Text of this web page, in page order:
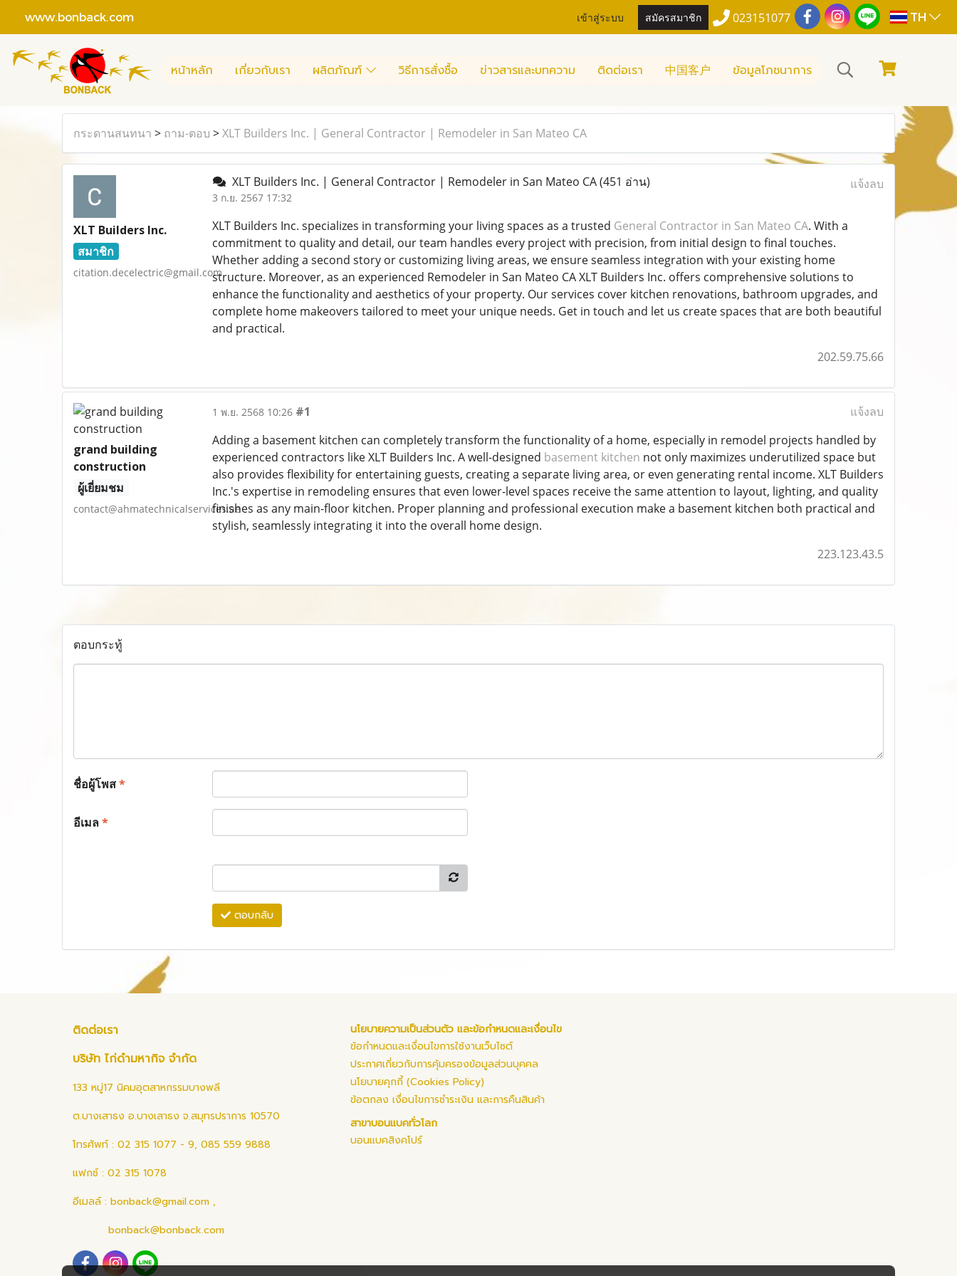
www.bonback.com เข้าสู่ระบบ สมัครสมาชิก 023151077 TH
หน้าหลัก เกี่ยวกับเรา ผลิตภัณฑ์ วิธีการสั่งซื้อ ข่าวสารและบทความ ติดต่อเรา 中国客户 ข้อมูลโภชนาการ
กระดานสนทนา > ถาม-ตอบ >XLT Builders Inc. | General Contractor | Remodeler in San Mateo CA
XLT Builders Inc.
สมาชิก
citation.decelectric@gmail.com
XLT Builders Inc. | General Contractor | Remodeler in San Mateo CA(451 อ่าน)
3 ก.ย. 2567 17:32
แจ้งลบ
XLT Builders Inc. specializes in transforming your living spaces as a trusted General Contractor in San Mateo CA. With a
commitment to quality and detail, our team handles every project with precision, from initial design to final touches.
Whether adding a second story or customizing living areas, we ensure seamless integration with your existing home
structure. Moreover, as an experienced Remodeler in San Mateo CA XLT Builders Inc. offers comprehensive solutions to
enhance the functionality and aesthetics of your property. Our services cover kitchen renovations, bathroom upgrades, and
complete home makeovers tailored to meet your unique needs. Get in touch and let us create spaces that are both beautiful
and practical.
202.59.75.66
grand building
construction
ผู้เยี่ยมชม
contact@ahmatechnicalservices.ae
1 พ.ย. 2568 10:26 #1
แจ้งลบ
Adding a basement kitchen can completely transform the functionality of a home, especially in remodel projects handled by
experienced contractors like XLT Builders Inc. A well-designed basement kitchen not only maximizes underutilized space but
also provides flexibility for entertaining guests, creating a separate living area, or even generating rental income. XLT Builders
Inc.'s expertise in remodeling ensures that even lower-level spaces receive the same attention to layout, lighting, and quality
finishes as any main-floor kitchen. Proper planning and professional execution make a basement kitchen both practical and
stylish, seamlessly integrating it into the overall home design.
223.123.43.5
ตอบกระทู้
ชื่อผู้โพส*
อีเมล*
ตอบกลับ
ติดต่อเรา
บริษัท ไก่ดำมหากิจ จำกัด
133 หมู่17 นิคมอุตสาหกรรมบางพลี
ต.บางเสาธง อ.บางเสาธง จ.สมุทรปราการ 10570
โทรศัพท์ : 02 315 1077 - 9, 085 559 9888
แฟกซ์ : 02 315 1078
อีเมลล์ : bonback@gmail.com ,
bonback@bonback.com
นโยบายความเป็นส่วนตัว และข้อกำหนดและเงื่อนไข
ข้อกำหนดและเงื่อนไขการใช้งานเว็บไซต์
ประกาศเกี่ยวกับการคุ้มครองข้อมูลส่วนบุคคล
นโยบายคุกกี้ (Cookies Policy)
ข้อตกลง เงื่อนไขการชำระเงิน และการคืนสินค้า
สาขาบอนแบคทั่วโลก
บอนแบคสิงคโปร์